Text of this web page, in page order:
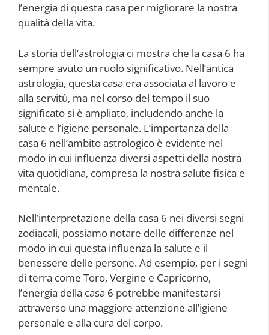
l’energia di questa casa per migliorare la nostra
qualità della vita.
La storia dell’astrologia ci mostra che la casa 6 ha
sempre avuto un ruolo significativo. Nell’antica
astrologia, questa casa era associata al lavoro e
alla servitù, ma nel corso del tempo il suo
significato si è ampliato, includendo anche la
salute e l’igiene personale. L’importanza della
casa 6 nell’ambito astrologico è evidente nel
modo in cui influenza diversi aspetti della nostra
vita quotidiana, compresa la nostra salute fisica e
mentale.
Nell’interpretazione della casa 6 nei diversi segni
zodiacali, possiamo notare delle differenze nel
modo in cui questa influenza la salute e il
benessere delle persone. Ad esempio, per i segni
di terra come Toro, Vergine e Capricorno,
l’energia della casa 6 potrebbe manifestarsi
attraverso una maggiore attenzione all’igiene
personale e alla cura del corpo.